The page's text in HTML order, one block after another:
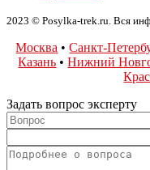
2023 © Posylka-trek.ru. Вся
Москва •Санкт-
Казань •Нижний
Задать вопрос эксперту